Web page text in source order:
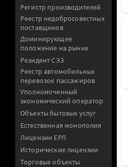
Регистр производителей
Реестр недобросовестных
поставщиков
Доминирующее
положение на рынке
Резидент СЭЗ
Реестр автомобильных
перевозок пассажиров
Уполномоченный
экономический оператор
Объекты бытовых услуг
Естественная монополия
Лицензии ЕРЛ
Исторические лицензии
Торговые объекты